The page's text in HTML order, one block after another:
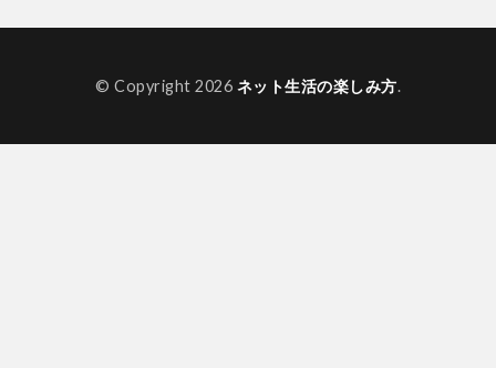
© Copyright 2026 ネット生活の楽しみ方.